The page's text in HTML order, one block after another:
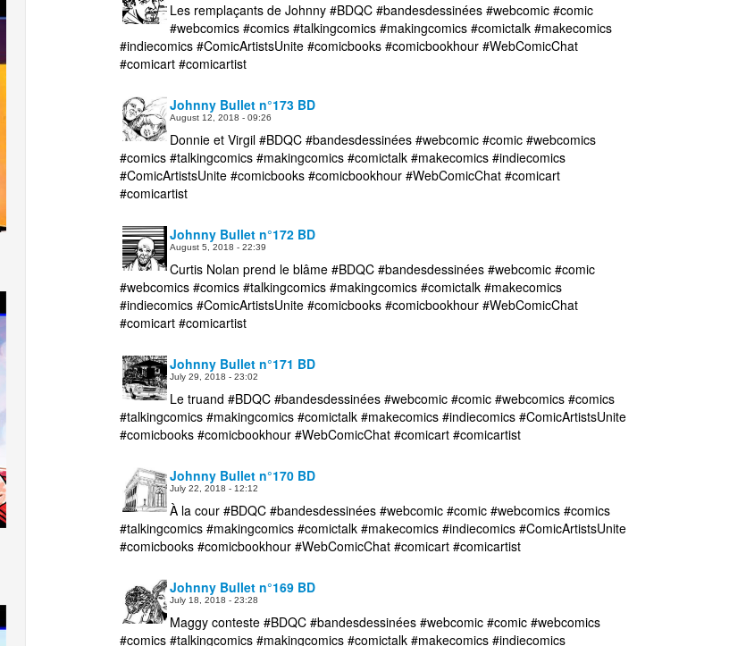
Les remplaçants de Johnny #BDQC #bandesdessinées #webcomic #comic
#webcomics #comics #talkingcomics #makingcomics #comictalk #makecomics
#indiecomics #ComicArtistsUnite #comicbooks #comicbookhour #WebComicChat
#comicart #comicartist
Johnny Bullet n°173 BD
August 12, 2018 - 09:26
Donnie et Virgil #BDQC #bandesdessinées #webcomic #comic #webcomics
#comics #talkingcomics #makingcomics #comictalk #makecomics #indiecomics
#ComicArtistsUnite #comicbooks #comicbookhour #WebComicChat #comicart
#comicartist
Johnny Bullet n°172 BD
August 5, 2018 - 22:39
Curtis Nolan prend le blâme #BDQC #bandesdessinées #webcomic #comic
#webcomics #comics #talkingcomics #makingcomics #comictalk #makecomics
#indiecomics #ComicArtistsUnite #comicbooks #comicbookhour #WebComicChat
#comicart #comicartist
Johnny Bullet n°171 BD
July 29, 2018 - 23:02
Le truand #BDQC #bandesdessinées #webcomic #comic #webcomics #comics
#talkingcomics #makingcomics #comictalk #makecomics #indiecomics #ComicArtistsUnite
#comicbooks #comicbookhour #WebComicChat #comicart #comicartist
Johnny Bullet n°170 BD
July 22, 2018 - 12:12
À la cour #BDQC #bandesdessinées #webcomic #comic #webcomics #comics
#talkingcomics #makingcomics #comictalk #makecomics #indiecomics #ComicArtistsUnite
#comicbooks #comicbookhour #WebComicChat #comicart #comicartist
Johnny Bullet n°169 BD
July 18, 2018 - 23:28
Maggy conteste #BDQC #bandesdessinées #webcomic #comic #webcomics
#comics #talkingcomics #makingcomics #comictalk #makecomics #indiecomics